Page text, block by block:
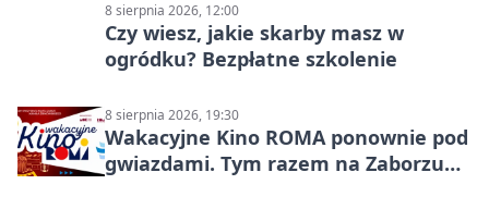
8 sierpnia 2026, 12:00
Czy wiesz, jakie skarby masz w
ogródku? Bezpłatne szkolenie
8 sierpnia 2026, 19:30
Wakacyjne Kino ROMA ponownie pod
gwiazdami. Tym razem na Zaborzu